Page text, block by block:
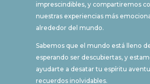
imprescindibles, y compartiremos
nuestras experiencias más
alrededor del mundo.
Sabemos que el mundo está lleno
esperando ser descubiertas, y
ayudarte a desatar tu espíritu
recuerdos inolvidables.